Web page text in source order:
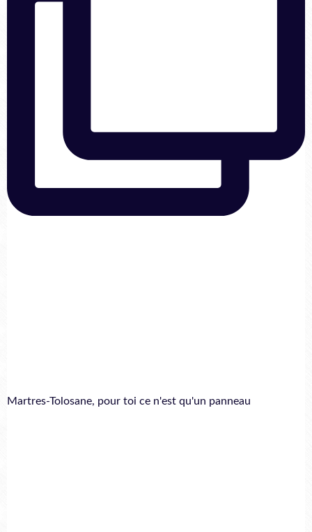
Martres-Tolosane, pour toi ce n'est qu'un panneau